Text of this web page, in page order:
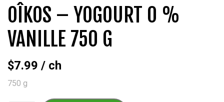
OÎKOS – YOGOURT 0 %
VANILLE 750 G
$7.99 / ch
750 g